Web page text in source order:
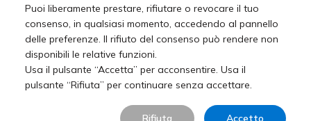
Puoi liberamente prestare, rifiutare o revocare il tuo
consenso, in qualsiasi momento, accedendo al pannello
delle preferenze. Il rifiuto del consenso può rendere non
disponibili le relative funzioni.
Usa il pulsante “Accetta” per acconsentire. Usa il
pulsante “Rifiuta” per continuare senza accettare.
Rifiuta Accetto